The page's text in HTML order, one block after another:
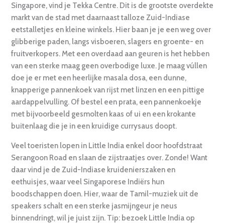
Singapore, vind je Tekka Centre. Dit is de grootste overdekte
markt van de stad met daarnaast talloze Zuid-Indiase
eetstalletjes en kleine winkels. Hier baan je je een weg over
glibberige paden, langs visboeren, slagers en groente- en
fruitverkopers. Met een overdaad aan geuren is het hebben
van een sterke maag geen overbodige luxe. Je maag vúllen
doe je er met een heerlijke masala dosa, een dunne,
knapperige pannenkoek van rijst met linzen en een pittige
aardappelvulling. Of bestel een prata, een pannenkoekje
met bijvoorbeeld gesmolten kaas of ui en een krokante
buitenlaag die je in een kruidige currysaus doopt.
Veel toeristen lopen in Little India enkel door hoofdstraat
Serangoon Road en slaan de zijstraatjes over. Zonde! Want
daar vind je de Zuid-Indiase kruidenierszaken en
eethuisjes, waar veel Singaporese Indiërs hun
boodschappen doen. Hier, waar de Tamil-muziek uit de
speakers schalt en een sterke jasmijngeur je neus
binnendringt, wil je juist zijn. Tip: bezoek Little India op